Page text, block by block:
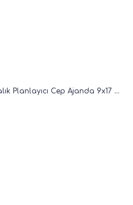
Charm Takılabilen Süresiz Haftalık Planlayıcı Cep Ajanda 9x17 cm Bordo